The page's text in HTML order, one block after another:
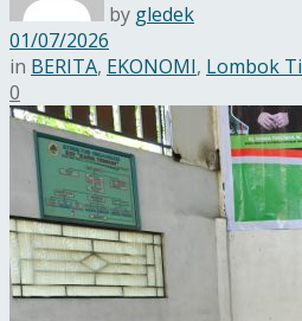
by gledek
01/07/2026
in BERITA, EKONOMI, Lombok
0